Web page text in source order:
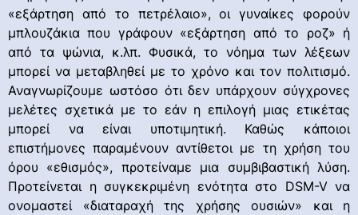
«εξάρτηση από το πετρέλαιο», οι γυναίκες φορούν
μπλουζάκια που γράφουν «εξάρτηση από το ροζ» ή
από τα ψώνια, κ.λπ. Φυσικά, το νόημα των λέξεων
μπορεί να μεταβληθεί με το χρόνο και τον πολιτισμό.
Αναγνωρίζουμε ωστόσο ότι δεν υπάρχουν σύγχρονες
μελέτες σχετικά με το εάν η επιλογή μιας ετικέτας
μπορεί να είναι υποτιμητική. Καθώς κάποιοι
επιστήμονες παραμένουν αντίθετοι με τη χρήση του
όρου «εθισμός», προτείναμε μια συμβιβαστική λύση.
Προτείνεται η συγκεκριμένη ενότητα στο DSM-V να
ονομαστεί «διαταραχή της χρήσης ουσιών» και η